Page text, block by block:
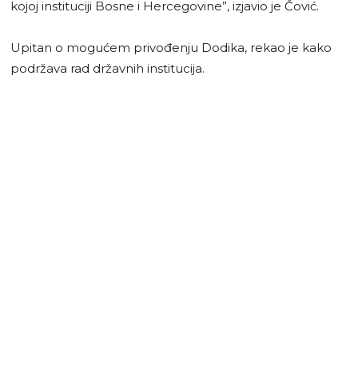
kojoj instituciji Bosne i Hercegovine”, izjavio je Čović.
Upitan o mogućem privođenju Dodika, rekao je kako
podržava rad državnih institucija.